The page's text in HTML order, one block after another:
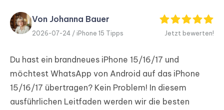
PDNob
PDF
Editor
Neu
iAnyGo
Von Johanna Bauer
2026-07-24 / iPhone 15 Tipps Jetzt bewerten!
Du hast ein brandneues iPhone 15/16/17 und
möchtest WhatsApp von Android auf das iPhone
15/16/17 übertragen? Kein Problem! In diesem
ausführlichen Leitfaden werden wir die besten